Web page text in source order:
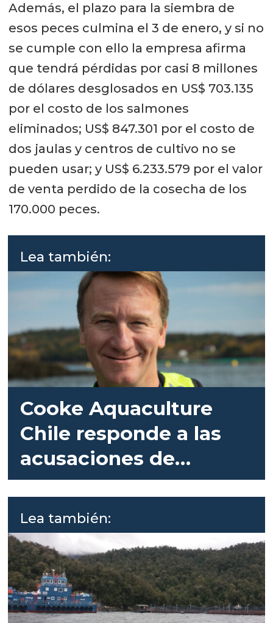
Además, el plazo para la siembra de
esos peces culmina el 3 de enero, y si no
se cumple con ello la empresa afirma
que tendrá pérdidas por casi 8 millones
de dólares desglosados en US$ 703.135
por el costo de los salmones
eliminados; US$ 847.301 por el costo de
dos jaulas y centros de cultivo no se
pueden usar; y US$ 6.233.579 por el valor
de venta perdido de la cosecha de los
170.000 peces.
Lea también:
Cooke Aquaculture
Chile responde a las
acusaciones de
Greenpeace
Lea también: